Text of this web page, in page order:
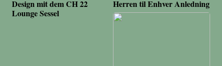
Design mit dem CH 22
Lounge Sessel
Herren til Enhver Anledning